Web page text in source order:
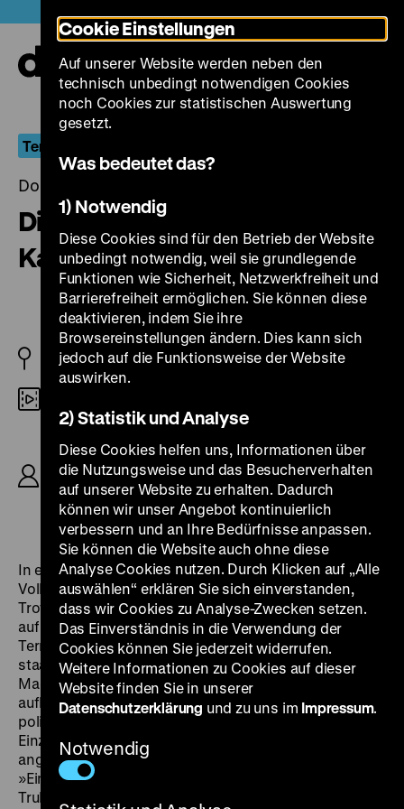
zum
Seiteninhalt
springen
Terrorismus im Westen
Donnerstag, 08. April 2004, 18.15 Uhr
Die verlorene Ehre der
Katharina Blum
BRD 1975
Jost Vacano, M: Hans Werner Henze, S: Peter
Przygodda, D: Angela Winkler, Mario Adorf, Dieter
Laser, Heinz Bennent, Jürgen Prochnow,
Hannelore Hoger, 106’
In enger Zusammenarbeit mit Heinrich Böll schrieben
Volker Schlöndorff und seine Frau Margarethe von
Trotta das Drehbuch. Der Film bezieht sich eindeutig
auf Streitfragen im Zusammenhang mit der
Terrorismusdebatte der siebziger Jahre: die Verfilzung
staatlicher Institutionen mit privater wirtschaftlicher
Macht; die Manipulationsmöglichkeiten
auflagenstarker Boulevardzeitungen im Dienste
politischer Restauration und die Machtlosigkeit des
Einzelnen gegenüber einer zur Massenhysterie
angeheizten »öffentlichen Meinung«.
»Ein Mann wird heimlich verfolgt, er entkommt im
Trubel des Kölner Karnevals und hat eine kurze,
Cookie Einstellungen
Auf unserer Website werden neben den
technisch unbedingt notwendigen Cookies
noch Cookies zur statistischen Auswertung
gesetzt.
Was bedeutet das?
1) Notwendig
Diese Cookies sind für den Betrieb der Website
unbedingt notwendig, weil sie grundlegende
Funktionen wie Sicherheit, Netzwerkfreiheit und
Barrierefreiheit ermöglichen. Sie können diese
deaktivieren, indem Sie ihre
Browsereinstellungen ändern. Dies kann sich
jedoch auf die Funktionsweise der Website
auswirken.
2) Statistik und Analyse
Diese Cookies helfen uns, Informationen über
die Nutzungsweise und das Besucherverhalten
auf unserer Website zu erhalten. Dadurch
können wir unser Angebot kontinuierlich
verbessern und an Ihre Bedürfnisse anpassen.
Sie können die Website auch ohne diese
Analyse Cookies nutzen. Durch Klicken auf „Alle
auswählen“ erklären Sie sich einverstanden,
dass wir Cookies zu Analyse-Zwecken setzen.
Das Einverständnis in die Verwendung der
Cookies können Sie jederzeit widerrufen.
Weitere Informationen zu Cookies auf dieser
Website finden Sie in unserer
Datenschutzerklärung und zu uns im Impressum.
Notwendig